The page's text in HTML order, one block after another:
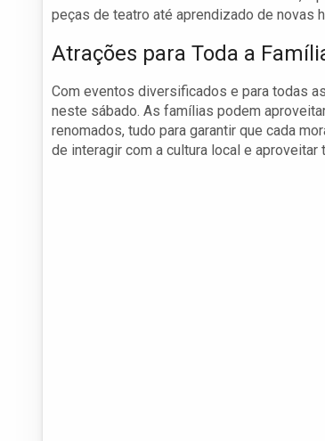
peças de teatro até aprendizado de novas
Atrações para Toda a
Com eventos diversificados e para todas
neste sábado. As famílias podem
renomados, tudo para garantir que cada
de interagir com a cultura local e